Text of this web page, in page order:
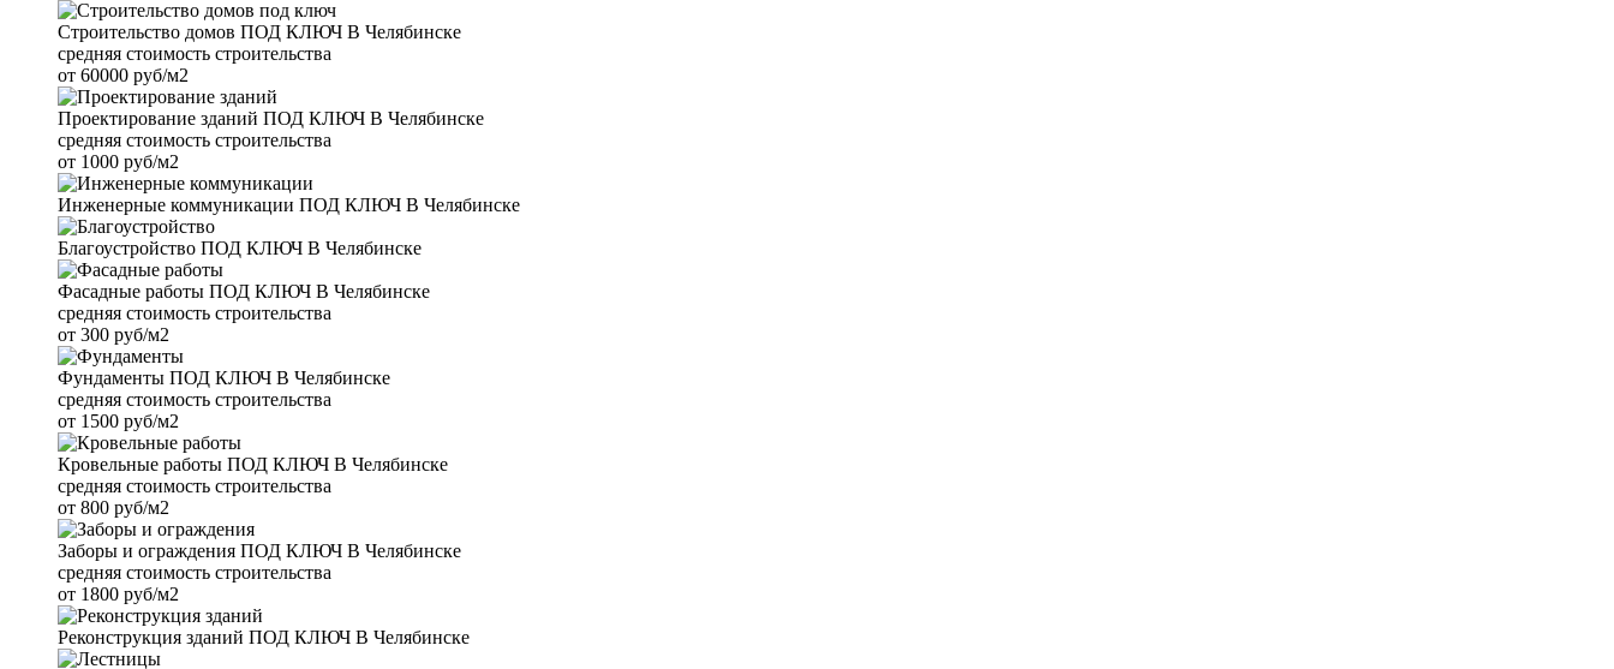
Строительство домов ПОД КЛЮЧ В Челябинске
средняя стоимость строительства
от 60000 руб/м2
Проектирование зданий ПОД КЛЮЧ В Челябинске
средняя стоимость строительства
от 1000 руб/м2
Инженерные коммуникации ПОД КЛЮЧ В Челябинске
Благоустройство ПОД КЛЮЧ В Челябинске
Фасадные работы ПОД КЛЮЧ В Челябинске
средняя стоимость строительства
от 300 руб/м2
Фундаменты ПОД КЛЮЧ В Челябинске
средняя стоимость строительства
от 1500 руб/м2
Кровельные работы ПОД КЛЮЧ В Челябинске
средняя стоимость строительства
от 800 руб/м2
Заборы и ограждения ПОД КЛЮЧ В Челябинске
средняя стоимость строительства
от 1800 руб/м2
Реконструкция зданий ПОД КЛЮЧ В Челябинске